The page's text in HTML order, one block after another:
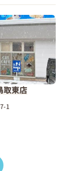
取東店
1